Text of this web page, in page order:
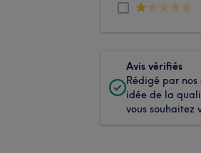
Avis vérifiés
Rédigé par
idée de la
vous souhaitez